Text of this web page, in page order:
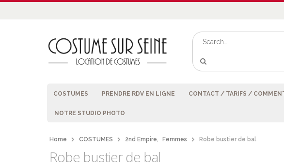
COSTUMES PRENDRE RDV EN LIGNE CONTACT / TARIFS /
NOTRE STUDIO PHOTO
Home COSTUMES 2nd Empire, Femmes Robe bustier de bal
Robe bustier de bal